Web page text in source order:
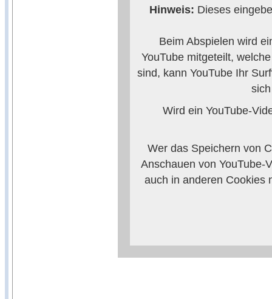
Hinweis: Dieses
Beim Abspielen wird
YouTube mitgeteilt,
sind, kann YouTube Ihr
Wird ein YouTube-
Wer das Speichern von
Anschauen von YouTube-
auch in anderen Cookies